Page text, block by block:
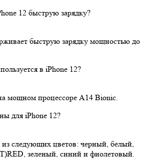
12 быструю зарядку?
быструю зарядку мощностью до
в iPhone 12?
мощном процессоре A14 Bionic.
для iPhone 12?
следующих цветов: черный, белый,
зеленый, синий и фиолетовый.